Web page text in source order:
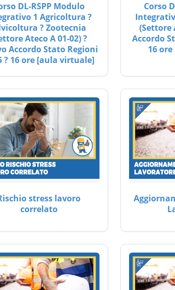
DL-RSPP Modulo
1 Agricoltura ?
? Zootecnia
Ateco A 01-02) ?
Accordo Stato Regioni
? 16 ore [aula virtuale]
Corso
(Settore
Accordo
16
stress lavoro
correlato